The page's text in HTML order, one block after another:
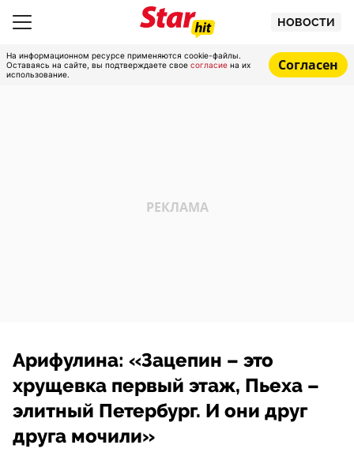
НОВОСТИ
На информационном ресурсе применяются cookie-файлы.
Оставаясь на сайте, вы подтверждаете свое согласие на их
использование.
Согласен
Арифулина: «Зацепин – это
хрущевка первый этаж, Пьеха –
элитный Петербург. И они друг
друга мочили»